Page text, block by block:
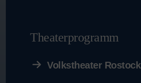
Theaterprogramm
Volkstheater Rostock